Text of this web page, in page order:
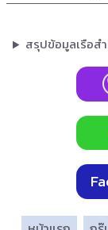
สรุปข้อมูลเรือส